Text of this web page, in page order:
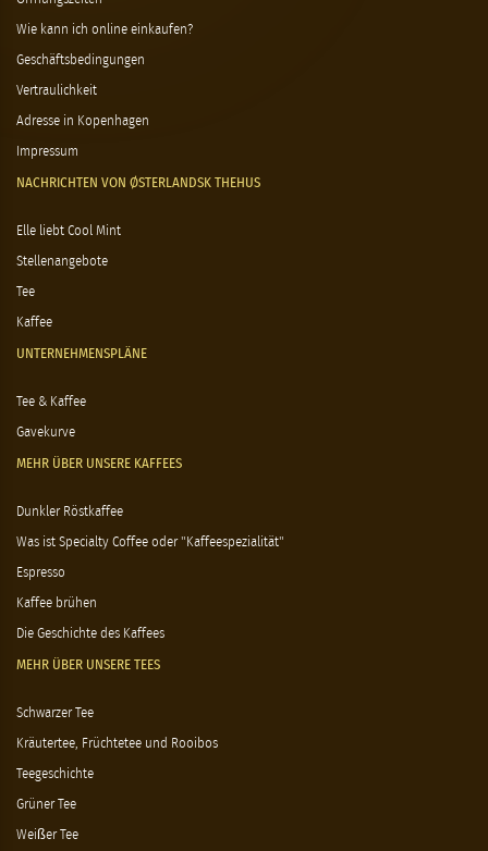
Wie kann ich online einkaufen?
Geschäftsbedingungen
Vertraulichkeit
Adresse in Kopenhagen
Impressum
NACHRICHTEN VON ØSTERLANDSK THEHUS
Elle liebt Cool Mint
Stellenangebote
Tee
Kaffee
UNTERNEHMENSPLÄNE
Tee & Kaffee
Gavekurve
MEHR ÜBER UNSERE KAFFEES
Dunkler Röstkaffee
Was ist Specialty Coffee oder "Kaffeespezialität"
Espresso
Kaffee brühen
Die Geschichte des Kaffees
MEHR ÜBER UNSERE TEES
Schwarzer Tee
Kräutertee, Früchtetee und Rooibos
Teegeschichte
Grüner Tee
Weißer Tee